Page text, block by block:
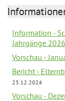
Information -
Jahrgänge
Vorschau -
Bericht -
23.12.2024
Vorschau -